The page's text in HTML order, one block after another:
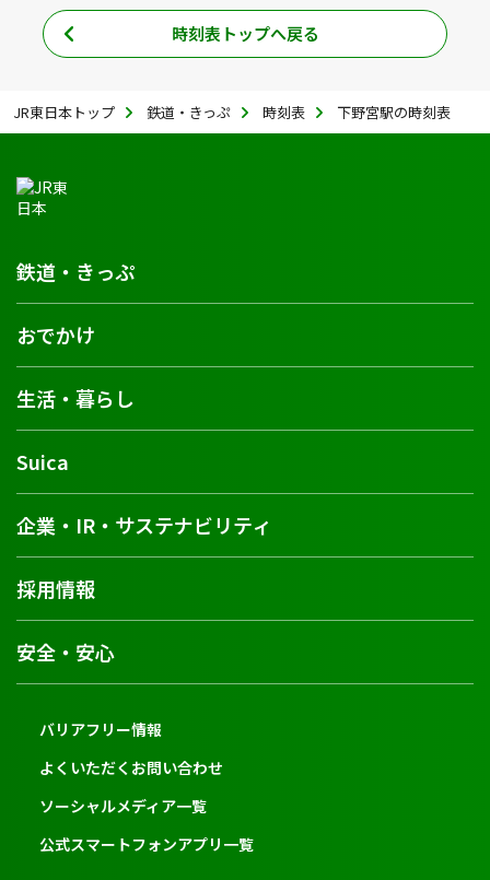
時刻表トップへ戻る
JR東日本トップ 鉄道・きっぷ 時刻表 下野宮駅の時刻表
鉄道・きっぷ
おでかけ
生活・暮らし
Suica
企業・IR・サステナビリティ
採用情報
安全・安心
バリアフリー情報
よくいただくお問い合わせ
ソーシャルメディア一覧
公式スマートフォンアプリ一覧